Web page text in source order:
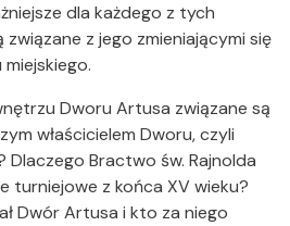
dla każdego z tych
z jego zmieniającymi się
Dworu Artusa związane są
właścicielem Dworu, czyli
Dlaczego Bractwo św. Rajnolda
turniejowe z końca XV wieku?
Dwór Artusa i kto za niego